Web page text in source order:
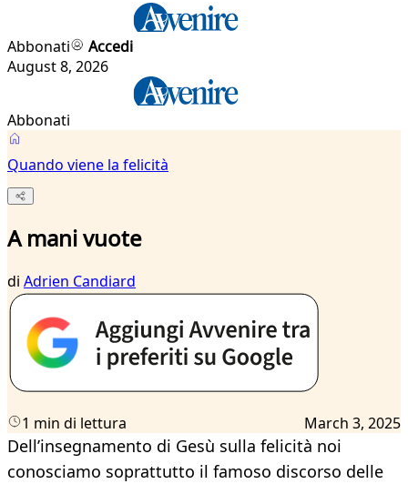
Abbonati
Accedi
August 8, 2026
Abbonati
Quando viene la felicità
A mani vuote
di Adrien Candiard
1 min di lettura March 3, 2025
Dell’insegnamento di Gesù sulla felicità noi
conosciamo soprattutto il famoso discorso delle